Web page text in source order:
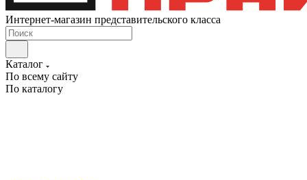
Интернет-магазин представительского класса
Каталог
По всему сайту
По каталогу